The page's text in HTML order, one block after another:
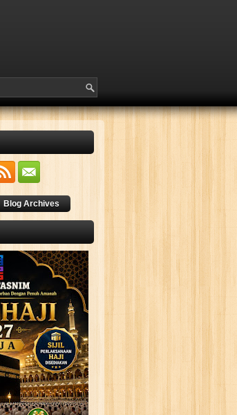
Blog Archives